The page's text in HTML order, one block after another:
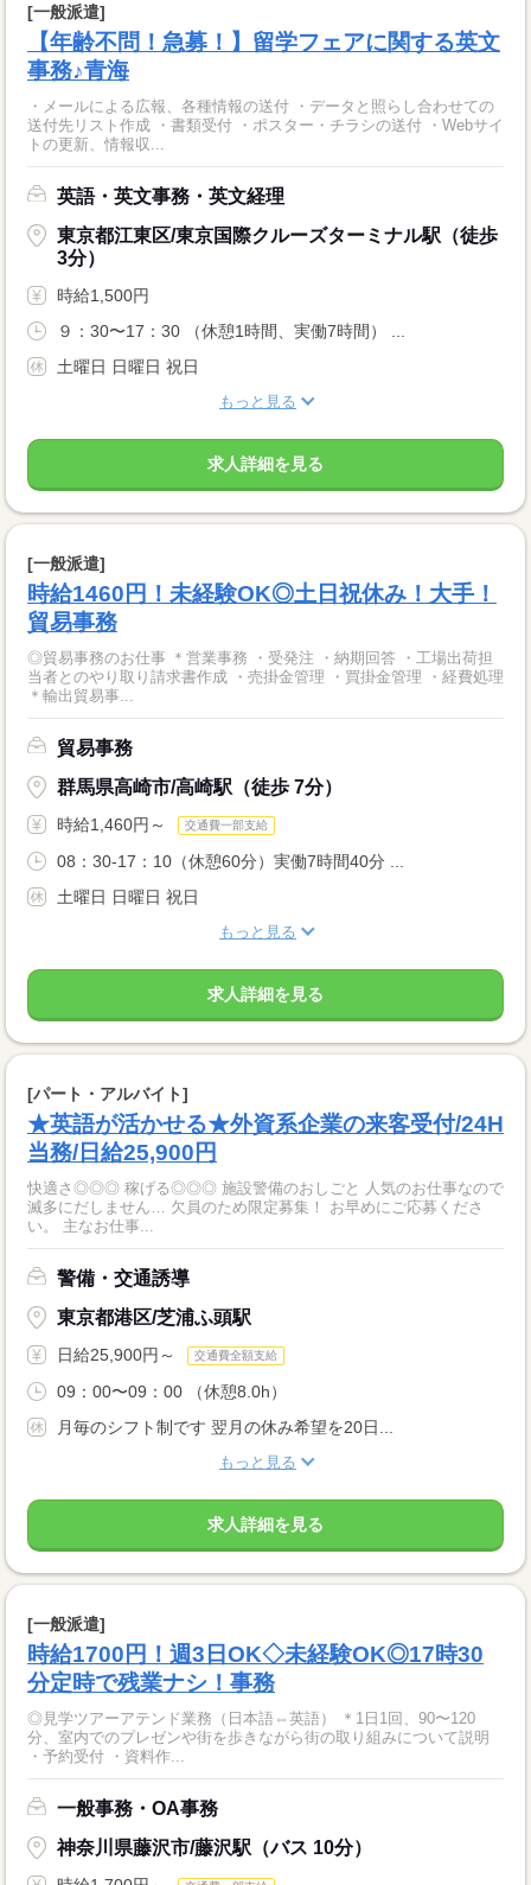
[一般派遣]
【年齢不問！急募！】留学フェアに関する英文
事務♪青海
・メールによる広報、各種情報の送付 ・データと照らし合わせての
送付先リスト作成 ・書類受付 ・ポスター・チラシの送付 ・Webサイ
トの更新、情報収...
英語・英文事務・英文経理
東京都江東区/東京国際クルーズターミナル駅（徒歩
3分）
時給1,500円
９：30〜17：30 （休憩1時間、実働7時間） ...
土曜日 日曜日 祝日
もっと見る
求人詳細を見る
[一般派遣]
時給1460円！未経験OK◎土日祝休み！大手！
貿易事務
◎貿易事務のお仕事 ＊営業事務 ・受発注 ・納期回答 ・工場出荷担
当者とのやり取り請求書作成 ・売掛金管理 ・買掛金管理 ・経費処理
＊輸出貿易事...
貿易事務
群馬県高崎市/高崎駅（徒歩 7分）
時給1,460円～ 交通費一部支給
08：30-17：10（休憩60分）実働7時間40分 ...
土曜日 日曜日 祝日
もっと見る
求人詳細を見る
[パート・アルバイト]
★英語が活かせる★外資系企業の来客受付/24H
当務/日給25,900円
快適さ◎◎◎ 稼げる◎◎◎ 施設警備のおしごと 人気のお仕事なので
滅多にだしません… 欠員のため限定募集！ お早めにご応募くださ
い。 主なお仕事...
警備・交通誘導
東京都港区/芝浦ふ頭駅
日給25,900円～ 交通費全額支給
09：00〜09：00 （休憩8.0h）
月毎のシフト制です 翌月の休み希望を20日...
もっと見る
求人詳細を見る
[一般派遣]
時給1700円！週3日OK◇未経験OK◎17時30
分定時で残業ナシ！事務
◎見学ツアーアテンド業務（日本語⇔英語） ＊1日1回、90〜120
分、室内でのプレゼンや街を歩きながら街の取り組みについて説明
・予約受付 ・資料作...
一般事務・OA事務
神奈川県藤沢市/藤沢駅（バス 10分）